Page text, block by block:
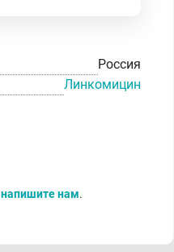
Россия
Линкомицин
напишите нам.